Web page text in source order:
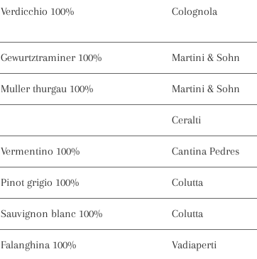
Verdicchio 100% Colognola
Gewurtztraminer 100% Martini & Sohn
Muller thurgau 100% Martini & Sohn
Ceralti
Vermentino 100% Cantina Pedres
Pinot grigio 100% Colutta
Sauvignon blanc 100% Colutta
Falanghina 100% Vadiaperti